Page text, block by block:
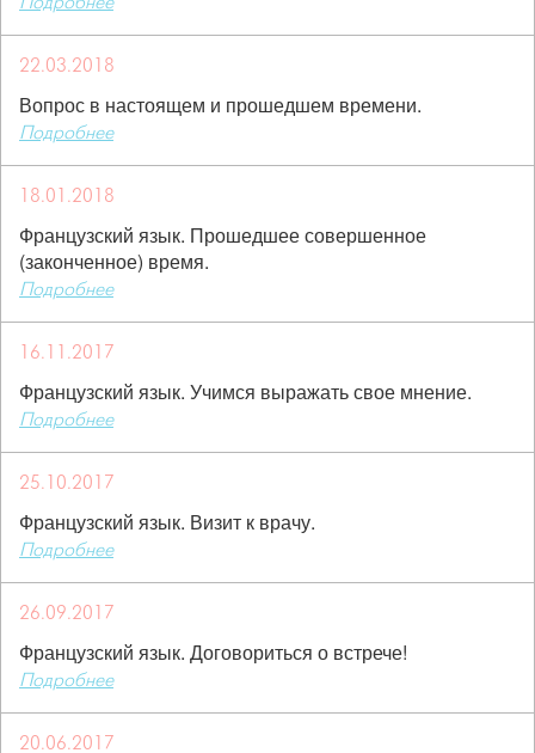
22.03.2018
Вопрос в настоящем и прошедшем времени.
Подробнее
18.01.2018
Французский язык. Прошедшее совершенное
(законченное) время.
Подробнее
16.11.2017
Французский язык. Учимся выражать свое мнение.
Подробнее
25.10.2017
Французский язык. Визит к врачу.
Подробнее
26.09.2017
Французский язык. Договориться о встрече!
Подробнее
20.06.2017